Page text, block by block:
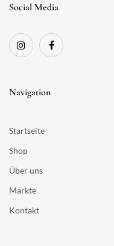
Social Media
Navigation
Startseite
Shop
Über uns
Märkte
Kontakt